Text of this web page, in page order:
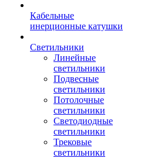
Кабельные
инерционные катушки
Светильники
Линейные
светильники
Подвесные
светильники
Потолочные
светильники
Светодиодные
светильники
Трековые
светильники